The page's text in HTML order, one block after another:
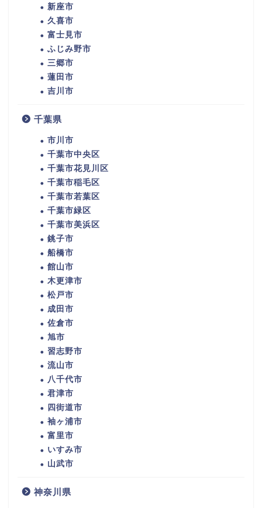
新座市
久喜市
富士見市
ふじみ野市
三郷市
蓮田市
吉川市
千葉県
市川市
千葉市中央区
千葉市花見川区
千葉市稲毛区
千葉市若葉区
千葉市緑区
千葉市美浜区
銚子市
船橋市
館山市
木更津市
松戸市
成田市
佐倉市
旭市
習志野市
流山市
八千代市
君津市
四街道市
袖ヶ浦市
富里市
いすみ市
山武市
神奈川県